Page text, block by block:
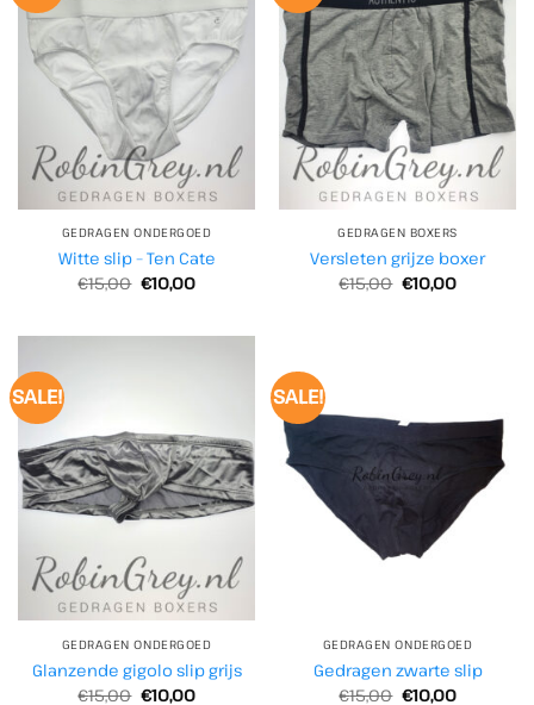
GEDRAGEN ONDERGOED
Witte slip – Ten Cate
€15,00 Oorspronkelijke
prijs
€10,00Huidige
GEDRAGEN BOXERS
Versleten grijze boxer
€15,00 Oorspronkelijke
prijs
€10,00Huidige
SALE!
GEDRAGEN ONDERGOED
Glanzende gigolo slip grijs
€15,00 Oorspronkelijke
€10,00Huidige
SALE!
GEDRAGEN ONDERGOED
Gedragen zwarte slip
€15,00 Oorspronkelijke
€10,00Huidige